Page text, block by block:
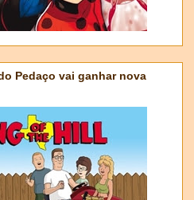
Pedaço vai ganhar nova